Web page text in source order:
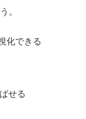
。
化できる
せる